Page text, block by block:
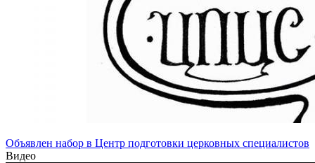
Объявлен набор в Центр подготовки церковных специалистов
Видео